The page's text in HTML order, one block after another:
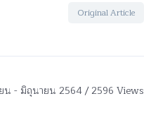
Original Article
- มิถุนายน 2564 / 2596 Views